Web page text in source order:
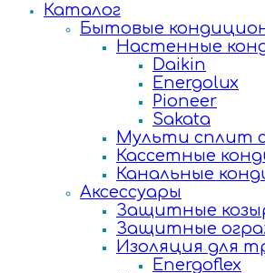
Каталог
Бытовые
Настенные
Daikin
Energolux
Pioneer
Sakata
Мульти сплит
Кассетные
Канальные
Аксессуары
Защитные
Защитные
Изоляция для
Energoflex